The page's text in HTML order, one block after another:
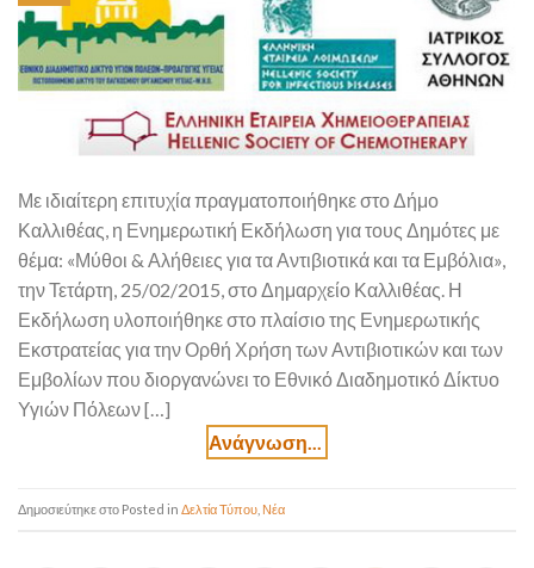
Με ιδιαίτερη επιτυχία πραγματοποιήθηκε στο Δήμο
Καλλιθέας, η Ενημερωτική Εκδήλωση για τους Δημότες με
θέμα: «Μύθοι & Αλήθειες για τα Αντιβιοτικά και τα Εμβόλια»,
την Τετάρτη, 25/02/2015, στο Δημαρχείο Καλλιθέας. Η
Εκδήλωση υλοποιήθηκε στο πλαίσιο της Ενημερωτικής
Εκστρατείας για την Ορθή Χρήση των Αντιβιοτικών και των
Εμβολίων που διοργανώνει το Εθνικό Διαδημοτικό Δίκτυο
Υγιών Πόλεων […]
Posted in Δελτία Τύπου Νέα